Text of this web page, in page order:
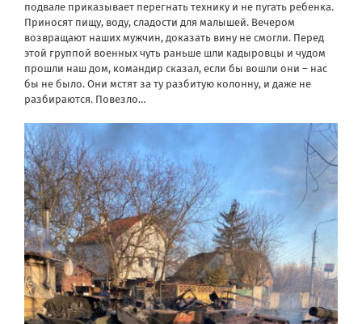
подвале приказывает перегнать технику и не пугать ребенка.
Приносят пищу, воду, сладости для малышей. Вечером
возвращают наших мужчин, доказать вину не смогли. Перед
этой группой военных чуть раньше шли кадыровцы и чудом
прошли наш дом, командир сказал, если бы вошли они – нас
бы не было. Они мстят за ту разбитую колонну, и даже не
разбираются. Повезло…